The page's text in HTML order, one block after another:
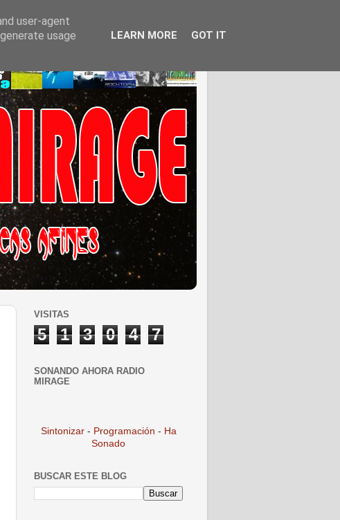
VISITAS
5 1 3 0 4 7
SONANDO AHORA RADIO
MIRAGE
Sintonizar - Programación - Ha
Sonado
BUSCAR ESTE BLOG
user-agent
usage
LEARN MORE GOT IT